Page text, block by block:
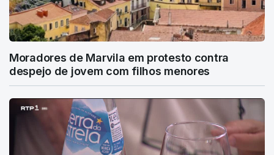
Moradores de Marvila em protesto contra
despejo de jovem com filhos menores